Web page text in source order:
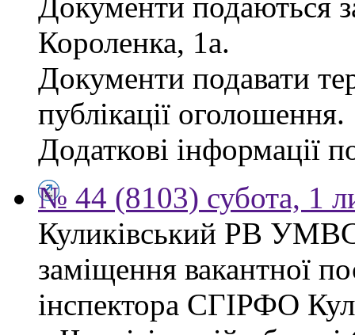
Короленка, 1а.
Документи подавати
публікації оголошення.
Додаткові інформації
№ 44 (8103) субота, 1
Куликівський РВ
заміщення вакантної
інспектора СГІРФО